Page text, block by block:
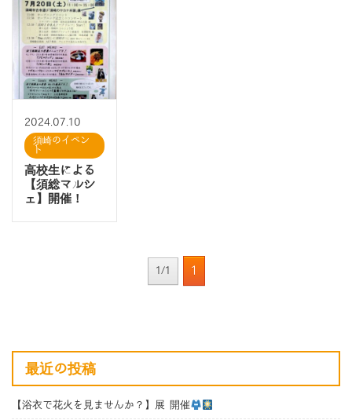
2024.07.10
須崎のイベン
ト
高校生による
【須総マルシ
ェ】開催！
1/1 1
最近の投稿
【浴衣で花火を見ませんか？】展 開催